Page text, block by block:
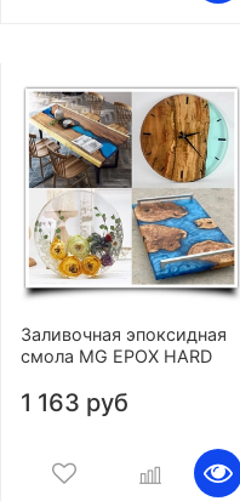
Заливочная эпоксидная
смола MG EPOX HARD
1 163 руб